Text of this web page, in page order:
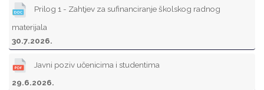
Prilog 1 - Zahtjev za sufinanciranje školskog radnog
materijala
30.7.2026.
Javni poziv učenicima i studentima
29.6.2026.